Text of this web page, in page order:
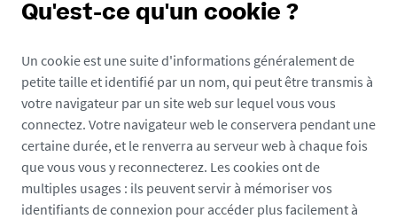
Qu'est-ce qu'un cookie ?
Un cookie est une suite d'informations généralement de
petite taille et identifié par un nom, qui peut être transmis à
votre navigateur par un site web sur lequel vous vous
connectez. Votre navigateur web le conservera pendant une
certaine durée, et le renverra au serveur web à chaque fois
que vous vous y reconnecterez. Les cookies ont de
multiples usages : ils peuvent servir à mémoriser vos
identifiants de connexion pour accéder plus facilement à